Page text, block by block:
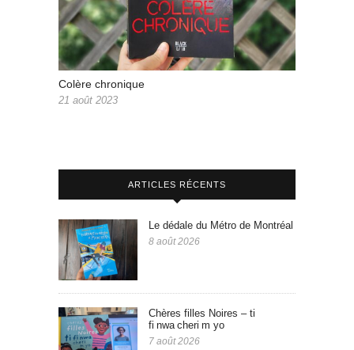
Colère chronique
21 août 2023
ARTICLES RÉCENTS
Le dédale du Métro de Montréal
8 août 2026
Chères filles Noires – ti
fi nwa cheri m yo
7 août 2026